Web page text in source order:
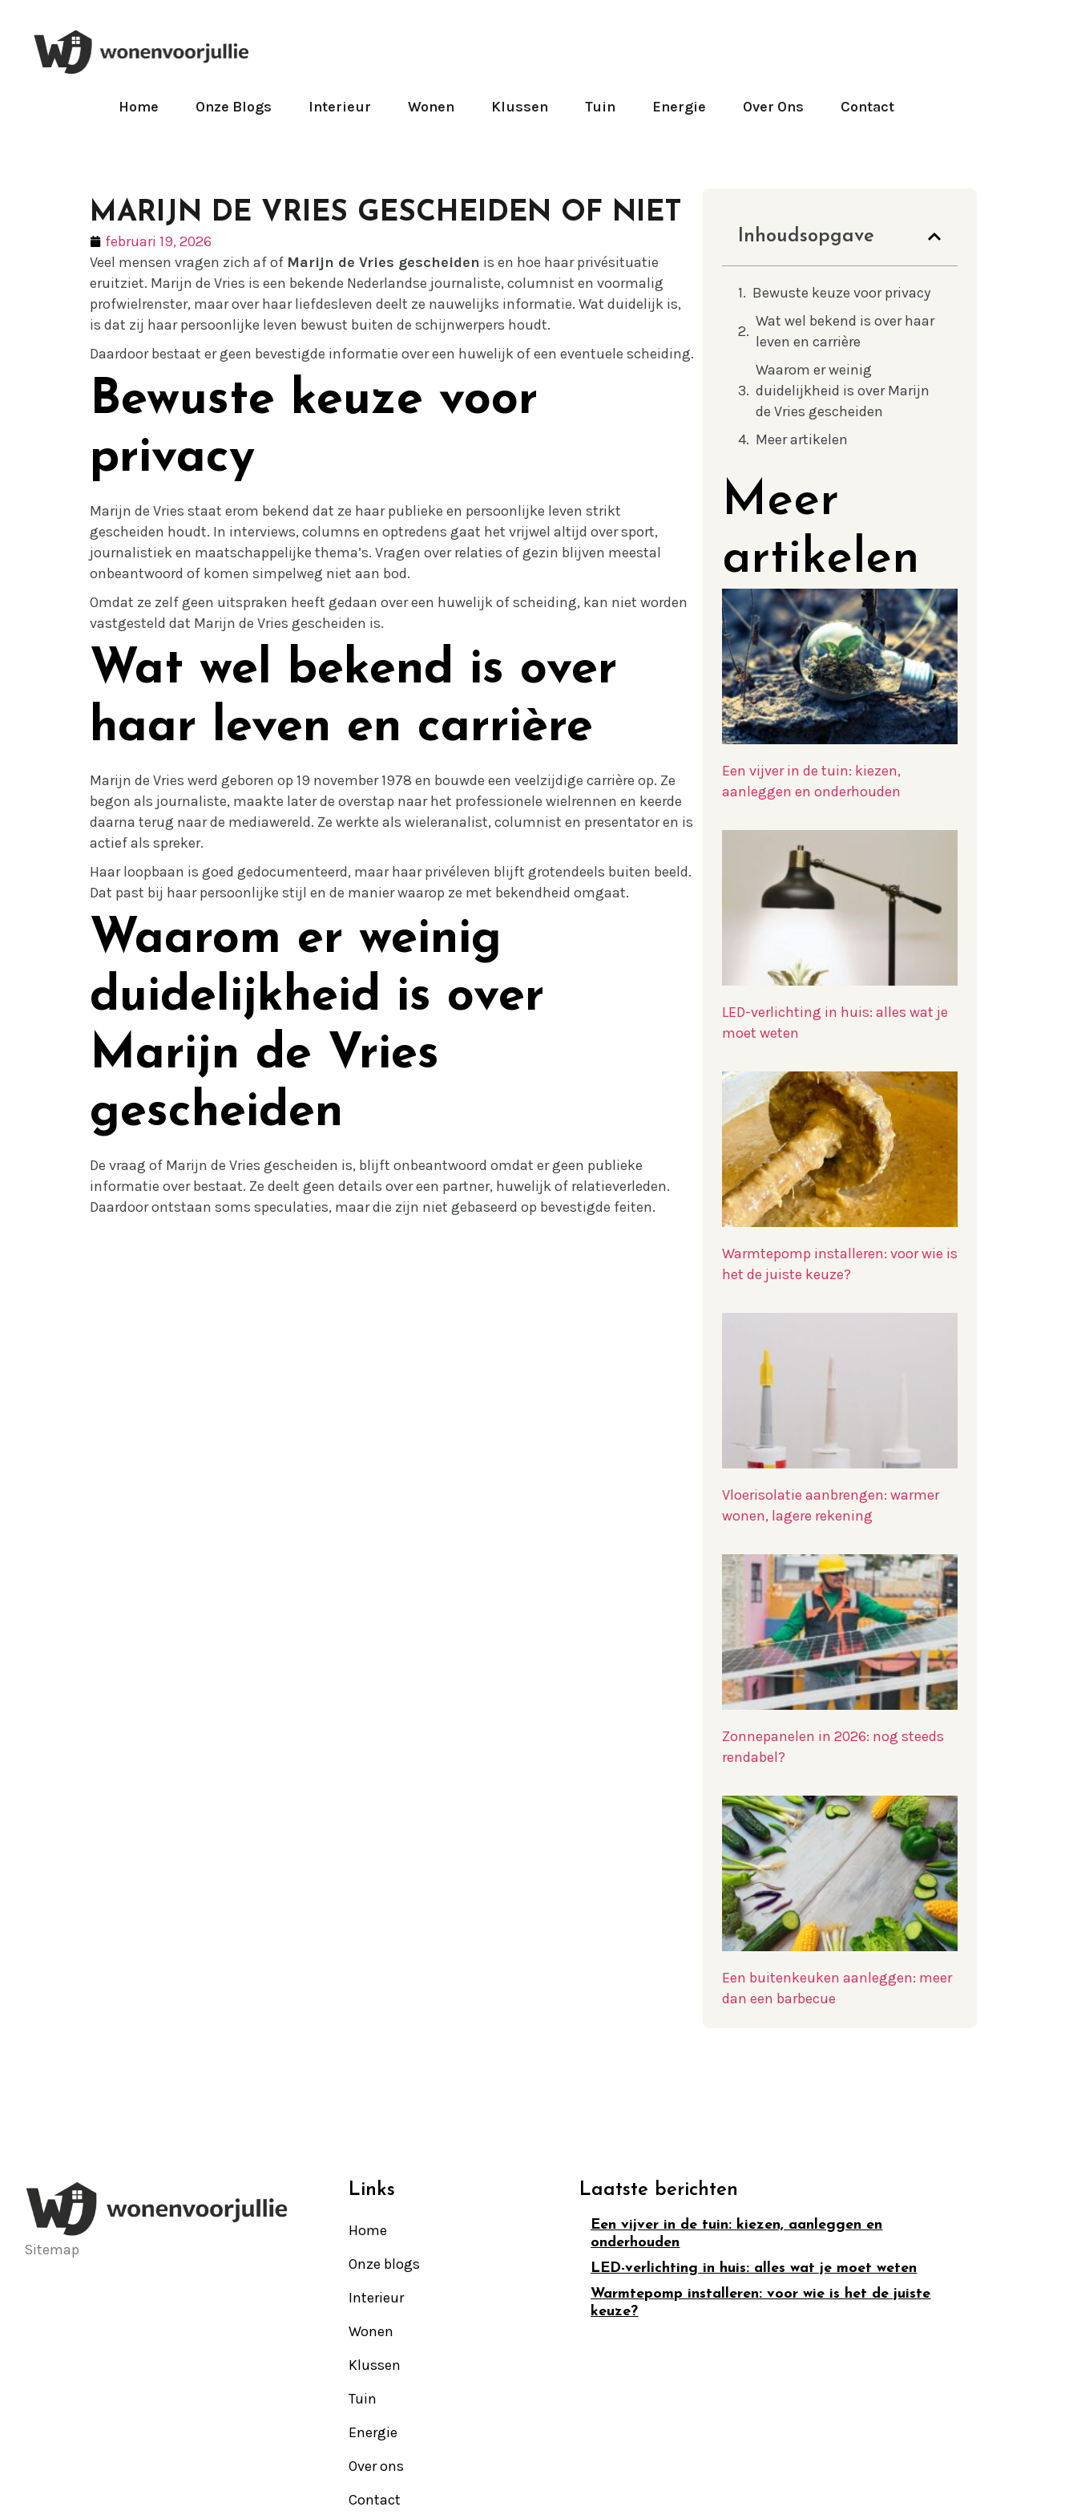
Home Onze Blogs Interieur Wonen Klussen Tuin Energie Over Ons Contact
MARIJN DE VRIES GESCHEIDEN OF NIET
februari 19, 2026
Veel mensen vragen zich af of Marijn de Vries gescheiden is en hoe haar privésituatie
eruitziet. Marijn de Vries is een bekende Nederlandse journaliste, columnist en voormalig
profwielrenster, maar over haar liefdesleven deelt ze nauwelijks informatie. Wat duidelijk is,
is dat zij haar persoonlijke leven bewust buiten de schijnwerpers houdt.
Daardoor bestaat er geen bevestigde informatie over een huwelijk of een eventuele scheiding.
Bewuste keuze voor
privacy
Marijn de Vries staat erom bekend dat ze haar publieke en persoonlijke leven strikt
gescheiden houdt. In interviews, columns en optredens gaat het vrijwel altijd over sport,
journalistiek en maatschappelijke thema’s. Vragen over relaties of gezin blijven meestal
onbeantwoord of komen simpelweg niet aan bod.
Omdat ze zelf geen uitspraken heeft gedaan over een huwelijk of scheiding, kan niet worden
vastgesteld dat Marijn de Vries gescheiden is.
Wat wel bekend is over
haar leven en carrière
Marijn de Vries werd geboren op 19 november 1978 en bouwde een veelzijdige carrière op. Ze
begon als journaliste, maakte later de overstap naar het professionele wielrennen en keerde
daarna terug naar de mediawereld. Ze werkte als wieleranalist, columnist en presentator en is
actief als spreker.
Haar loopbaan is goed gedocumenteerd, maar haar privéleven blijft grotendeels buiten beeld.
Dat past bij haar persoonlijke stijl en de manier waarop ze met bekendheid omgaat.
Waarom er weinig
duidelijkheid is over
Marijn de Vries
gescheiden
De vraag of Marijn de Vries gescheiden is, blijft onbeantwoord omdat er geen publieke
informatie over bestaat. Ze deelt geen details over een partner, huwelijk of relatieverleden.
Daardoor ontstaan soms speculaties, maar die zijn niet gebaseerd op bevestigde feiten.
Inhoudsopgave
Bewuste keuze voor privacy
Wat wel bekend is over haar
leven en carrière
Waarom er weinig
duidelijkheid is over Marijn
de Vries gescheiden
Meer artikelen
Meer
artikelen
Een vijver in de tuin: kiezen,
aanleggen en onderhouden
LED-verlichting in huis: alles wat je
moet weten
Warmtepomp installeren: voor wie is
het de juiste keuze?
Vloerisolatie aanbrengen: warmer
wonen, lagere rekening
Zonnepanelen in 2026: nog steeds
rendabel?
Een buitenkeuken aanleggen: meer
dan een barbecue
Sitemap
Links
Home
Onze blogs
Interieur
Wonen
Klussen
Tuin
Energie
Over ons
Contact
Laatste berichten
Een vijver in de tuin: kiezen, aanleggen en
onderhouden
LED-verlichting in huis: alles wat je moet weten
Warmtepomp installeren: voor wie is het de juiste
keuze?